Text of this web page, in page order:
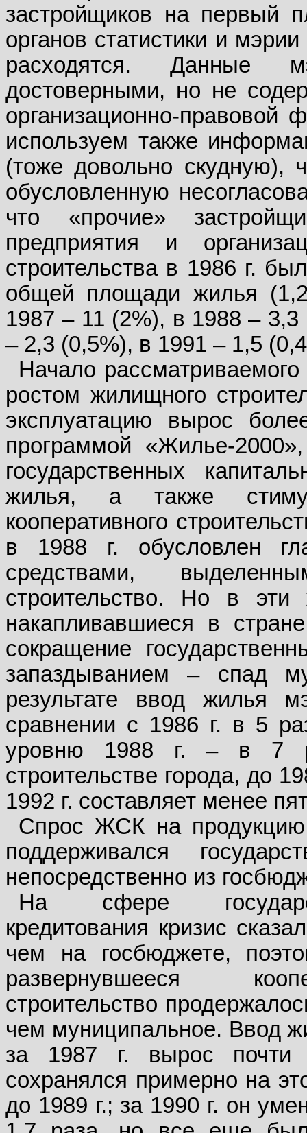
застройщиков на первый
органов статистики и
расходятся. Данные
достоверными, но не
организационно-
используем также
(тоже довольно скудную),
обусловленную
что «прочие»
предприятия и
строительства в 1986 г.
общей площади жилья
1987 – 11 (2%), в 1988 –
– 2,3 (0,5%), в 1991 – 1,5
Начало
ростом жилищного
эксплуатацию вырос
программой «Жилье-
государственных
жилья, а также
кооперативного
в 1988 г. обусловлен
средствами,
строительство. Но в эти
накапливавшиеся в
сокращение
запаздыванием – спад
результате ввод жилья
сравнении с 1986 г. в 5
уровню 1988 г. – в 7
строительстве города, до
1992 г. составляет менее
Спрос ЖСК на продукцию
поддерживался
непосредственно из
На сфере
кредитования кризис
чем на госбюджете,
развернувшееся
строительство
чем муниципальное. Ввод
за 1987 г. вырос почти
сохранялся примерно на
до 1989 г.; за 1990 г. он